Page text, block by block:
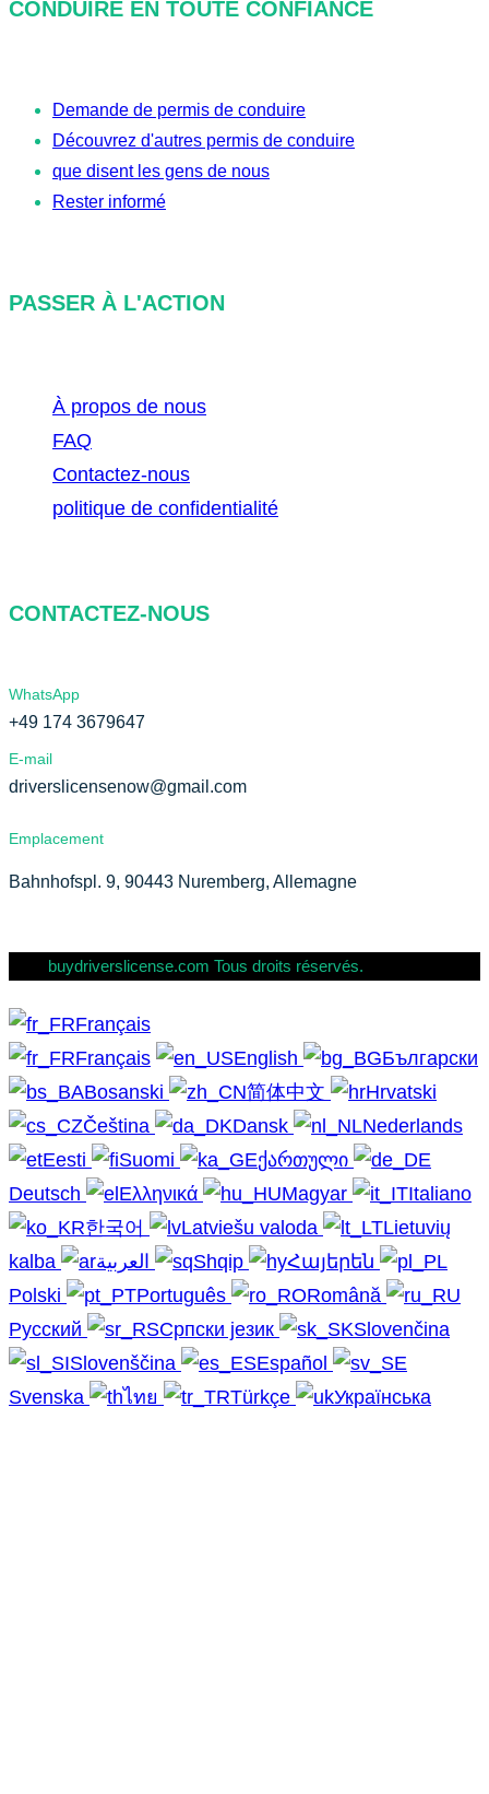
h
CONDUIRE EN TOUTE CONFIANCE
Demande de permis de conduire
Découvrez d'autres permis de conduire
que disent les gens de nous
Rester informé
PASSER À L'ACTION
À propos de nous
FAQ
Contactez-nous
politique de confidentialité
CONTACTEZ-NOUS
WhatsApp
+49 174 3679647
E-mail
driverslicensenow@gmail.com
Emplacement
Bahnhofspl. 9, 90443 Nuremberg, Allemagne
buydriverslicense.com Tous droits réservés.
Français
Français
English
Български
Bosanski
简体中文
Hrvatski
Čeština
Dansk
Nederlands
Eesti
Suomi
ქართული
Deutsch
Ελληνικά Magyar
Italiano
한국어
Latviešu valoda
Lietuvių
kalba
Shqip
Հայերեն
Polski
Português
Română
Русский
Српски језик
Slovenčina
Slovenščina
Español
Svenska
ไทย Türkçe Українська